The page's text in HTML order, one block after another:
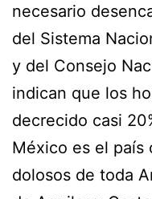
necesario
del Sistema
y del Consejo
indican que los
decrecido casi
México es el país
dolosos de toda